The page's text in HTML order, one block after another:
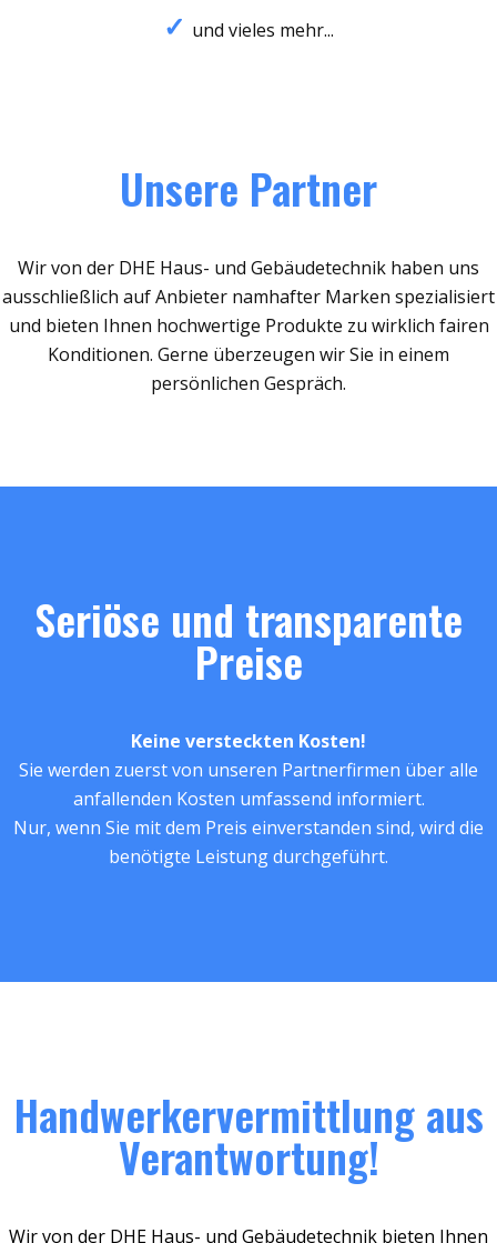
und vieles mehr...
Unsere Partner
Wir von der DHE Haus- und Gebäudetechnik haben uns
ausschließlich auf Anbieter namhafter Marken spezialisiert
und bieten Ihnen hochwertige Produkte zu wirklich fairen
Konditionen. Gerne überzeugen wir Sie in einem
persönlichen Gespräch.
Seriöse und transparente
Preise
Keine versteckten Kosten!
Sie werden zuerst von unseren Partnerfirmen über alle
anfallenden Kosten umfassend informiert.
Nur, wenn Sie mit dem Preis einverstanden sind, wird die
benötigte Leistung durchgeführt.
Handwerkervermittlung aus
Verantwortung!
Wir von der DHE Haus- und Gebäudetechnik bieten Ihnen